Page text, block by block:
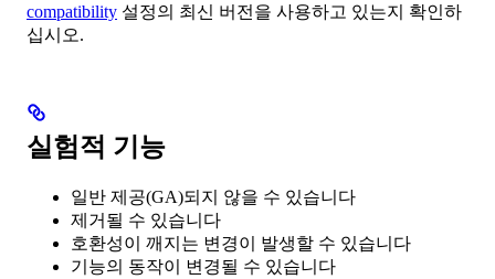
compatibility 설정의 최신 버전을 사용하고 있는지 확인하
십시오.
실험적 기능
일반 제공(GA)되지 않을 수 있습니다
제거될 수 있습니다
호환성이 깨지는 변경이 발생할 수 있습니다
기능의 동작이 변경될 수 있습니다